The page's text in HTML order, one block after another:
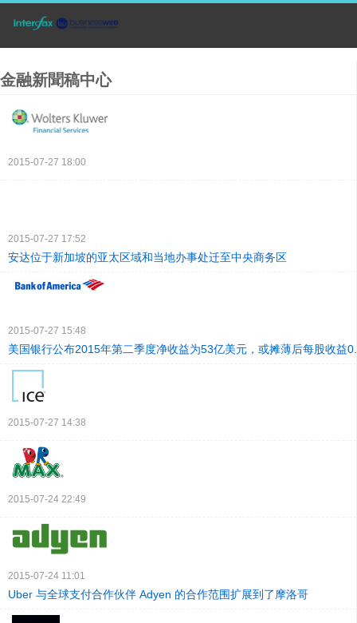
金融新聞稿中心
2015-07-27 18:00
2015-07-27 17:52
安达位于新加坡的亚太区域和当地办事处迁至中央商务区
2015-07-27 15:48
美国银行公布2015年第二季度净收益为53亿美元，或摊薄后每股收益
2015-07-27 14:38
2015-07-24 22:49
2015-07-24 11:01
Uber 与全球支付合作伙伴 Adyen 的合作范围扩展到了摩洛哥